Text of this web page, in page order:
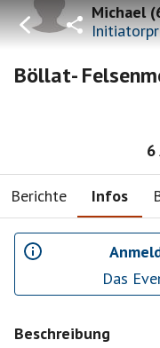
Michael(
Böllat-
6
Berichte Infos
Das
Beschreibung